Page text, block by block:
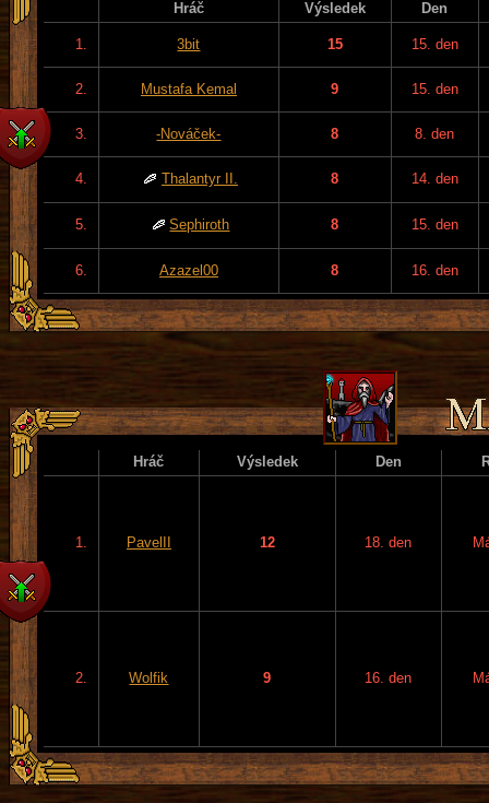
Hráč Výsledek Den
1. 3bit 15 15. den
2. Mustafa Kemal 9 15. den
3. -Nováček- 8 8. den
4. Thalantyr II. 8 14. den
5. Sephiroth 8 15. den
6. Azazel00 8 16. den
Hráč Výsledek Den
1. PavelII 12 18. den
2. Wolfik 9 16. den